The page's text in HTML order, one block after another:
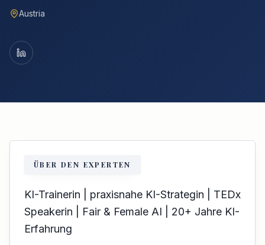
Austria
ÜBER DEN EXPERTEN
KI-Trainerin | praxisnahe KI-Strategin | TEDx
Speakerin | Fair & Female AI | 20+ Jahre KI-
Erfahrung